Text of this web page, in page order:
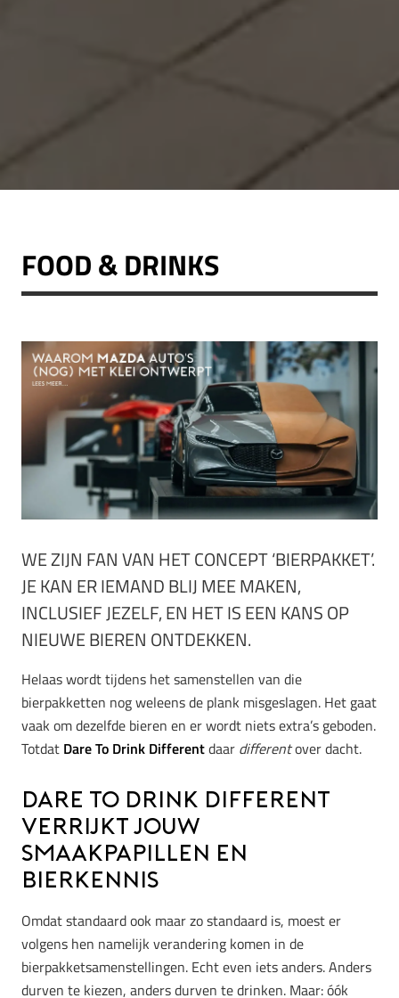
FOOD & DRINKS
WE ZIJN FAN VAN HET CONCEPT ‘BIERPAKKET’.
JE KAN ER IEMAND BLIJ MEE MAKEN,
INCLUSIEF JEZELF, EN HET IS EEN KANS OP
NIEUWE BIEREN ONTDEKKEN.
Helaas wordt tijdens het samenstellen van die
bierpakketten nog weleens de plank misgeslagen. Het gaat
vaak om dezelfde bieren en er wordt niets extra’s geboden.
Totdat Dare To Drink Differentdaar differentover dacht.
Dare to Drink Different
verrijkt jouw
smaakpapillen en
bierkennis
Omdat standaard ook maar zo standaard is, moest er
volgens hen namelijk verandering komen in de
bierpakketsamenstellingen. Echt even iets anders. Anders
durven te kiezen, anders durven te drinken. Maar: óók